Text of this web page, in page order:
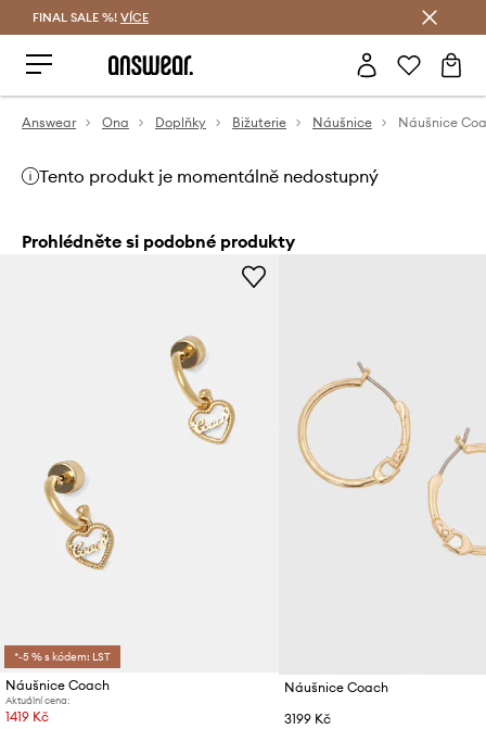
FINAL SALE %! VÍCE
Answear Ona Doplňky Bižuterie Náušnice Náušnice
Tento produkt je momentálně nedostupný
Prohlédněte si podobné produkty
*-5 % s kódem: LST
Náušnice Coach
Aktuální cena:
1419 Kč
Náušnice Coach
3199 Kč